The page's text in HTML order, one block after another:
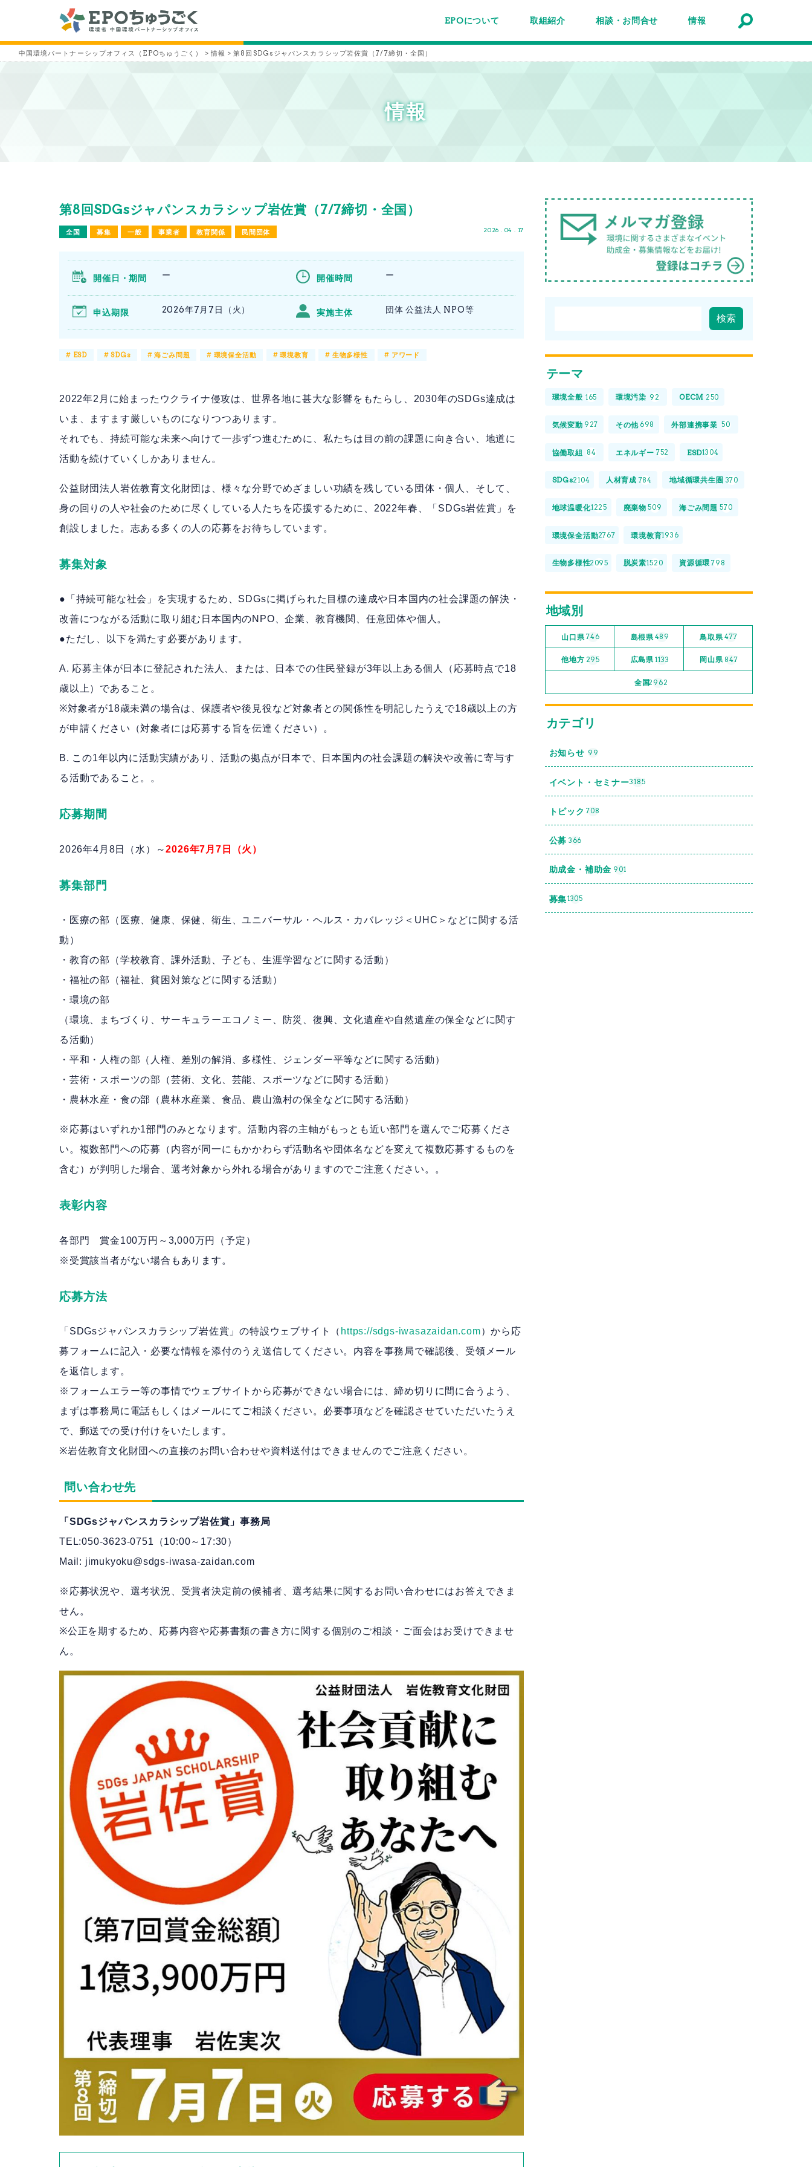
EPOについて 取組紹介 相談・お問合せ 情報
中国環境パートナーシップオフィス（EPOちゅうごく） >情報 >第8回SDGsジャパンスカラシップ岩佐賞（7/7締切・全国）
情報
第8回SDGsジャパンスカラシップ岩佐賞（7/7締切・全国）
全国 募集 一般 事業者 教育関係 民間団体 2026 . 04 . 17
開催日・期間 ー 開催時間 ー
申込期限 2026年7月7日（火） 実施主体 団体 公益法人 NPO等
# ESD #SDGs #海ごみ問題 # 環境保全活動 #環境教育 # 生物多様性 # アワード
2022年2月に始まったウクライナ侵攻は、世界各地に甚大な影響をもたらし、2030年のSDGs達成は
いま、ますます厳しいものになりつつあります。
それでも、持続可能な未来へ向けて一歩ずつ進むために、私たちは目の前の課題に向き合い、地道に
活動を続けていくしかありません。
公益財団法人岩佐教育文化財団は、様々な分野でめざましい功績を残している団体・個人、そして、
身の回りの人や社会のために尽くしている人たちを応援するために、2022年春、「SDGs岩佐賞」を
創設しました。志ある多くの人の応募をお待ちしています。
募集対象
●「持続可能な社会」を実現するため、SDGsに掲げられた目標の達成や日本国内の社会課題の解決・
改善につながる活動に取り組む日本国内のNPO、企業、教育機関、任意団体や個人。
●ただし、以下を満たす必要があります。
A. 応募主体が日本に登記された法人、または、日本での住民登録が3年以上ある個人（応募時点で18
歳以上）であること。
※対象者が18歳未満の場合は、保護者や後見役など対象者との関係性を明記したうえで18歳以上の方
が申請ください（対象者には応募する旨を伝達ください）。
B. この1年以内に活動実績があり、活動の拠点が日本で、日本国内の社会課題の解決や改善に寄与す
る活動であること。。
応募期間
2026年4月8日（水）～2026年7月7日（火）
募集部門
・医療の部（医療、健康、保健、衛生、ユニバーサル・ヘルス・カバレッジ＜UHC＞などに関する活
動）
・教育の部（学校教育、課外活動、子ども、生涯学習などに関する活動）
・福祉の部（福祉、貧困対策などに関する活動）
・環境の部
（環境、まちづくり、サーキュラーエコノミー、防災、復興、文化遺産や自然遺産の保全などに関す
る活動）
・平和・人権の部（人権、差別の解消、多様性、ジェンダー平等などに関する活動）
・芸術・スポーツの部（芸術、文化、芸能、スポーツなどに関する活動）
・農林水産・食の部（農林水産業、食品、農山漁村の保全などに関する活動）
※応募はいずれか1部門のみとなります。活動内容の主軸がもっとも近い部門を選んでご応募くださ
い。複数部門への応募（内容が同一にもかかわらず活動名や団体名などを変えて複数応募するものを
含む）が判明した場合、選考対象から外れる場合がありますのでご注意ください。。
表彰内容
各部門 賞金100万円～3,000万円（予定）
※受賞該当者がない場合もあります。
応募方法
「SDGsジャパンスカラシップ岩佐賞」の特設ウェブサイト（ https://sdgs-iwasazaidan.com）から応
募フォームに記入・必要な情報を添付のうえ送信してください。内容を事務局で確認後、受領メール
を返信します。
※フォームエラー等の事情でウェブサイトから応募ができない場合には、締め切りに間に合うよう、
まずは事務局に電話もしくはメールにてご相談ください。必要事項などを確認させていただいたうえ
で、郵送での受け付けをいたします。
※岩佐教育文化財団への直接のお問い合わせや資料送付はできませんのでご注意ください。
問い合わせ先
「SDGsジャパンスカラシップ岩佐賞」事務局
TEL:050-3623-0751（10:00～17:30）
Mail: jimukyoku@sdgs-iwasa-zaidan.com
※応募状況や、選考状況、受賞者決定前の候補者、選考結果に関するお問い合わせにはお答えできま
せん。
※公正を期するため、応募内容や応募書類の書き方に関する個別のご相談・ご面会はお受けできませ
ん。
テーマ
環境全般 165 環境汚染 92 OECM 250
気候変動 927 その他 698 外部連携事業 50
協働取組 84 エネルギー 752 ESD1304
SDGs2104 人材育成 784 地域循環共生圏 370
地球温暖化1225 廃棄物 509 海ごみ問題 570
環境保全活動2767 環境教育1936
生物多様性2095 脱炭素1520 資源循環 798
地域別
山口県 746 島根県 489 鳥取県 477
他地方 295 広島県1133 岡山県 847
全国2962
カテゴリ
お知らせ 99
イベント・セミナー3185
トピック 708
公募 366
助成金・補助金 901
募集1305